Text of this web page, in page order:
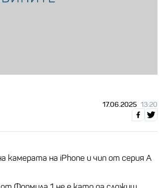
17.06.2025 13:20
камерата на iPhone и чип от серия А